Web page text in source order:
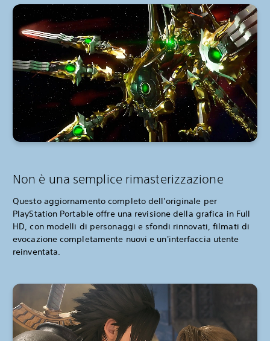
Non è una semplice rimasterizzazione
Questo aggiornamento completo dell'originale per
PlayStation Portable offre una revisione della grafica in Full
HD, con modelli di personaggi e sfondi rinnovati, filmati di
evocazione completamente nuovi e un'interfaccia utente
reinventata.